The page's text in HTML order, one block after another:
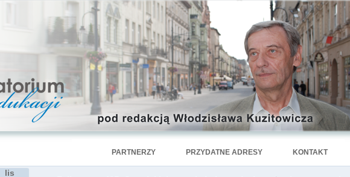
PARTNERZY PRZYDATNE ADRESY KONTAKT
lis